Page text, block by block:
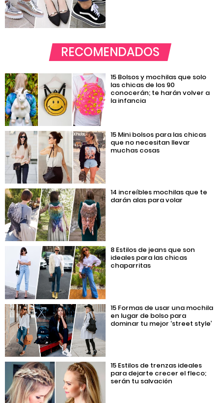
RECOMENDADOS
15 Bolsos y mochilas que solo
las chicas de los 90
conocerán; te harán volver a
la infancia
15 Mini bolsos para las chicas
que no necesitan llevar
muchas cosas
14 increíbles mochilas que te
darán alas para volar
8 Estilos de jeans que son
ideales para las chicas
chaparritas
15 Formas de usar una mochila
en lugar de bolso para
dominar tu mejor ‘street style’
15 Estilos de trenzas ideales
para dejarte crecer el fleco;
serán tu salvación